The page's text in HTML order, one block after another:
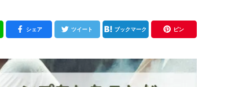
シェア ツイート ブックマーク ピン